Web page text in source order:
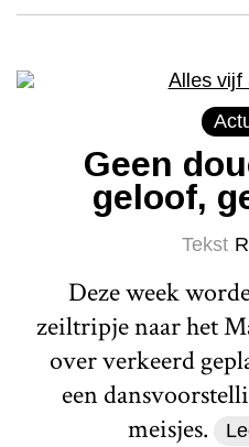
Geen
geloof,
Tekst
Deze week
zeiltripje naar het
over verkeerd
een
meisjes.